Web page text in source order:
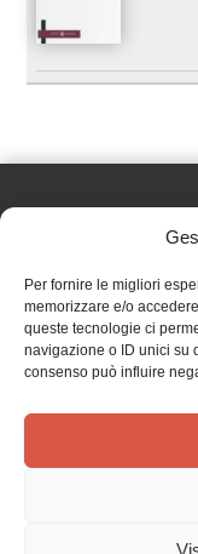
Per fornire le migliori
memorizzare e/o
queste tecnologie ci
navigazione o ID unici su
consenso può influire
Effatà Editrice di
C.F. e P.IVA
Via Tre Denti, 1 -
Telefono: (+39)